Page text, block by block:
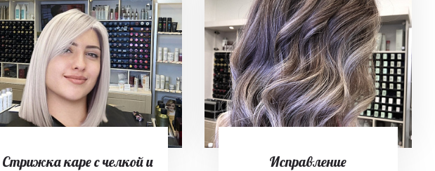
Стрижка каре с челкой и
Исправление